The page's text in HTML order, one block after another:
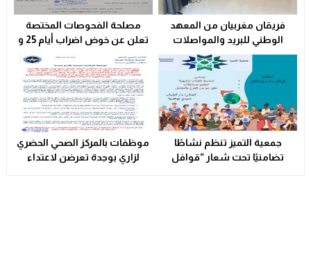
فريقان مغربيان من المعهد
الوطني للبريد والمواصلات
يتأهلان إلى شينزن للمشاركة في
المرحلة العالمية من
مسابقة Huawei ICT
Competition 2025-2026
مصلحة الفحوصات المختصة
تعلن عن خوض اضراب أيام 25 و
جمعية التميز تنظم نشاطًا
تضامنيًا تحت شعار “قوافل
موظفات بالمركز الصحي الحضري
لزاري بوجدة تعرضن لاعتداء